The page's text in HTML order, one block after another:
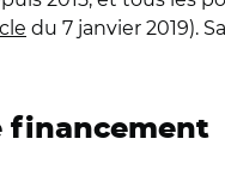
du 7 janvier 2019).
financement